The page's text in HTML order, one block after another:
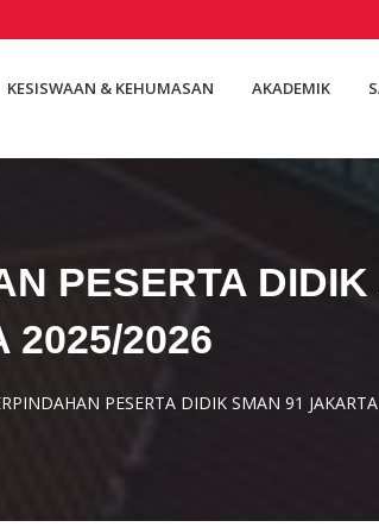
KESISWAAN & KEHUMASAN AKADEMIK
PESERTA
2025/2026
PESERTA DIDIK SMAN 91